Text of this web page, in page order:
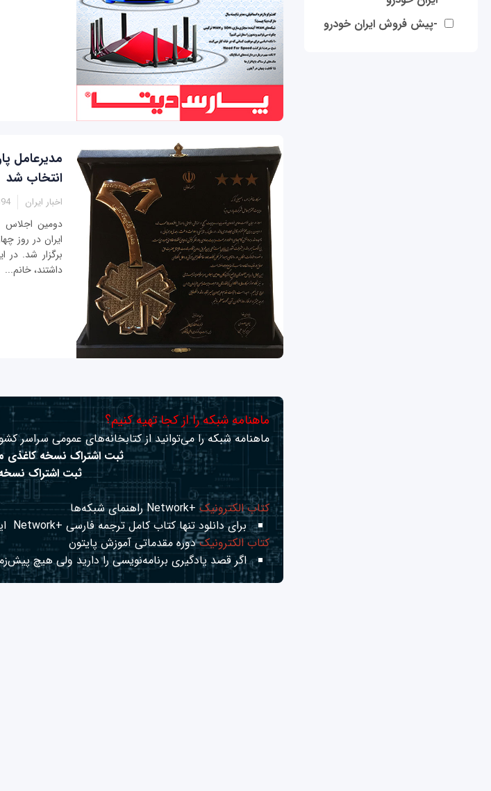
-پیش فروش ایران خودرو
انتخاب شد
اخبار ایران
دومین
برگزار شد. در
داشتند، خانم...
ماهنامه شبکه را از کجا تهیه کنیم؟
ماهنامه شبکه را می‌توانید از کتابخانه‌های عمومی سراسر
ثبت اشتراک نسخه کاغذی
ثبت اشتراک نسخه
کتاب الکترونیک +Network راهنمای شبکه‌ها
برای دانلود تنها کتاب کامل ترجمه فارسی +Network
کتاب الکترونیکدوره مقدماتی آموزش پایتون
اگر قصد یادگیری برنامه‌نویسی را دارید ولی هیچ